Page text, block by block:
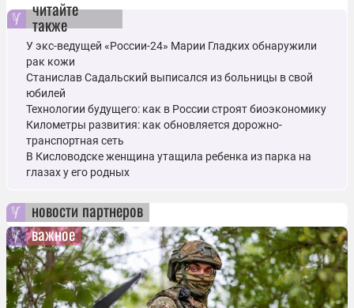
читайте
также
У экс-ведущей «России-24» Марии Гладких обнаружили
рак кожи
Станислав Садальский выписался из больницы в свой
юбилей
Технологии будущего: как в России строят биоэкономику
Километры развития: как обновляется дорожно-
транспортная сеть
В Кисловодске женщина утащила ребенка из парка на
глазах у его родных
новости партнеров
важное